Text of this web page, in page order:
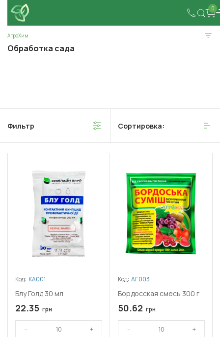
0
АгроХим
Обработка сада
Фильтр Сортировка:
Код: КА001
Блу Голд 30 мл
22.35 грн
Код: АГ003
Бордосская смесь 300 г
50.62 грн